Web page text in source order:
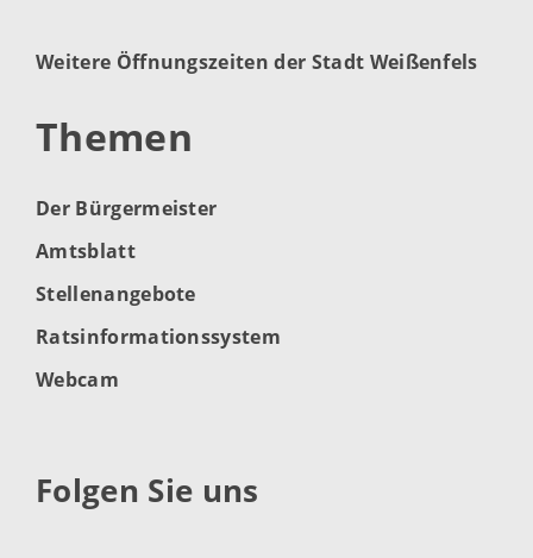
Weitere Öffnungszeiten der Stadt Weißenfels
Themen
Der Bürgermeister
Amtsblatt
Stellenangebote
Ratsinformationssystem
Webcam
Folgen Sie uns